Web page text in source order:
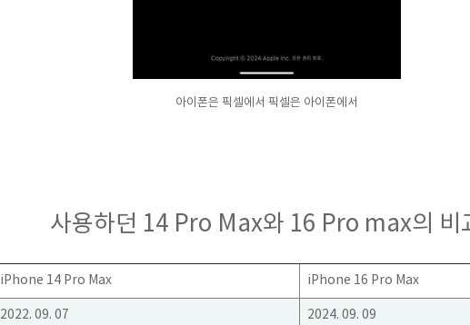
아이폰은 픽셀에서 픽셀은 아이폰에서
사용하던 14 Pro Max와 16 Pro max의 비
iPhone 14 Pro Max iPhone 16 Pro Max
2022. 09. 07 2024. 09. 09